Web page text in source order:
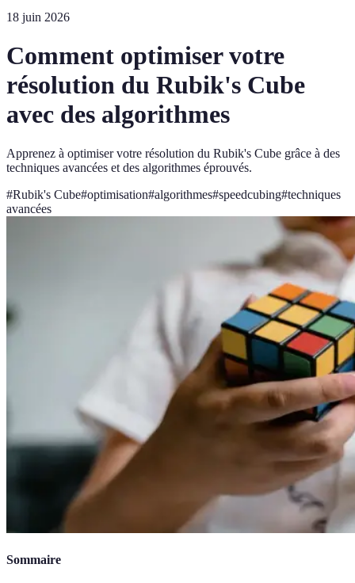
18 juin 2026
Comment optimiser votre
résolution du Rubik's Cube
avec des algorithmes
Apprenez à optimiser votre résolution du Rubik's Cube grâce à des
techniques avancées et des algorithmes éprouvés.
#Rubik's Cube#optimisation#algorithmes#speedcubing#techniques
avancées
Sommaire